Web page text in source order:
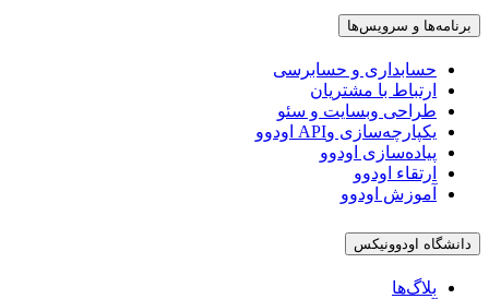
برنامه‌ها و سرویس‌ها
حسابداری و حسابرسی
ارتباط با مشتریان
طراحی وبسایت و سئو
یکپارچه‌سازی وAPI اودوو
پیاده‌سازی اودوو
ارتقاء اودوو
آموزش اودوو
دانشگاه اودوونیکس
بلاگ‌ها